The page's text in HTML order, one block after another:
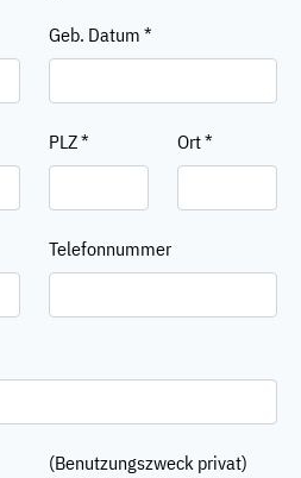
Geb. Datum *
PLZ* Ort*
Telefonnummer
(Benutzungszweck privat)